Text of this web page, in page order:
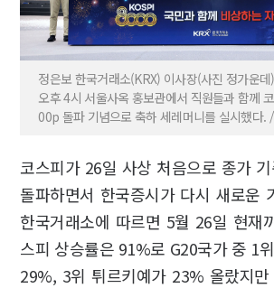
정은보 한국거래소(KRX) 이사장(사진 정가운
오후 4시 서울사옥 홍보관에서 직원들과 함께
00p 돌파 기념으로 축하 세레머니를 실시했다.
코스피가 26일 사상 처음으로 종가
돌파하면서 한국증시가 다시 새로운
한국거래소에 따르면 5월 26일 현재
스피 상승률은 91%로 G20국가 중 1
29%, 3위 튀르키예가 23% 올랐지